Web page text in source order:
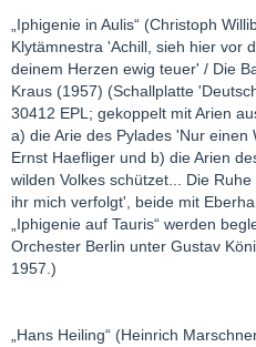
„Iphigenie in Aulis“ (Christoph
Klytämnestra 'Achill, sieh hier vor
deinem Herzen ewig teuer' / Die
Kraus (1957) (Schallplatte
30412 EPL; gekoppelt mit Arien
a) die Arie des Pylades 'Nur
Ernst Haefliger und b) die Arien
wilden Volkes schützet... Die
ihr mich verfolgt', beide mit
„Iphigenie auf Tauris“ werden
Orchester Berlin unter Gustav
1957.)
„Hans Heiling“ (Heinrich